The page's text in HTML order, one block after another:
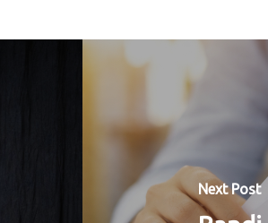
Next Post